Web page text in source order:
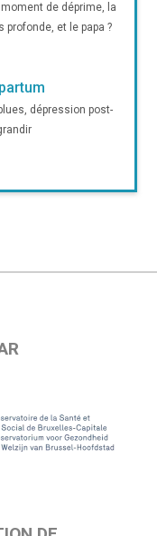
de déprime, la
profonde, et le papa ?
dépression post-